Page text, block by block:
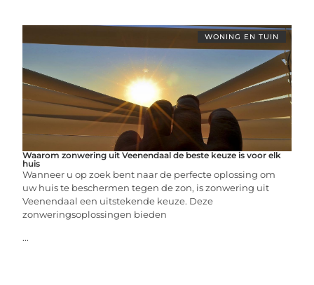
WONING EN TUIN
Waarom zonwering uit Veenendaal de beste keuze is voor elk
huis
Wanneer u op zoek bent naar de perfecte oplossing om
uw huis te beschermen tegen de zon, is zonwering uit
Veenendaal een uitstekende keuze. Deze
zonweringsoplossingen bieden
...